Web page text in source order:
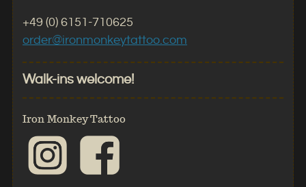
+49 (0) 6151-710625
order@ironmonkeytattoo.com
Walk-ins welcome!
Iron Monkey Tattoo